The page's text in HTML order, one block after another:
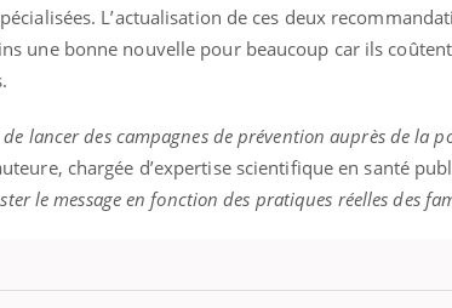
L’actualisation de ces deux
une bonne nouvelle pour beaucoup car ils
lancer des campagnes de prévention auprès de la
chargée d’expertise scientifique en santé
le message en fonction des pratiques réelles des